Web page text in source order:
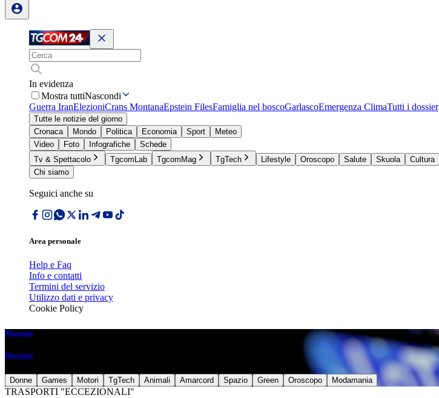
In evidenza
Mostra tuttiNascondi
Guerra IranElezioniCrans MontanaEpstein FilesFamiglia nel boscoGarlascoEmergenza ClimaTutti i dossier
Tutte le notizie del giorno
Cronaca
Mondo Politica Economia Sport
Meteo
Video
Foto Infografiche
Schede
Tv & Spettacolo
TgcomLab TgcomMag TgTech Lifestyle Oroscopo Salute Skuola Cultura
Chi siamo
Seguici anche su
Area personale
Help e Faq
Info e contatti
Termini del servizio
Utilizzo dati e privacy
Cookie Policy
Magazine
Magazine
Donne Games Motori TgTech Animali Amarcord Spazio Green Oroscopo Modamania
TRASPORTI "ECCEZIONALI"